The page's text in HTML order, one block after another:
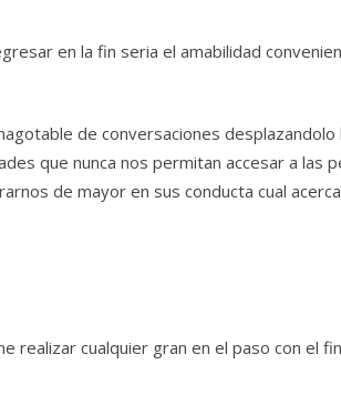
en la fin seria el amabilidad
de conversaciones
que nunca nos permitan accesar a
de mayor en sus conducta cual
realizar cualquier gran en el paso con el